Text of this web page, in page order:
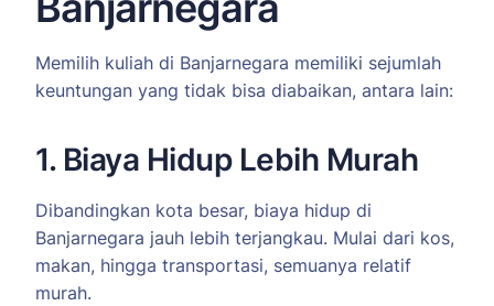
Memilih kuliah di Banjarnegara memiliki sejumlah
keuntungan yang tidak bisa diabaikan, antara lain:
1. Biaya Hidup Lebih Murah
Dibandingkan kota besar, biaya hidup di
Banjarnegara jauh lebih terjangkau. Mulai dari kos,
makan, hingga transportasi, semuanya relatif
murah.